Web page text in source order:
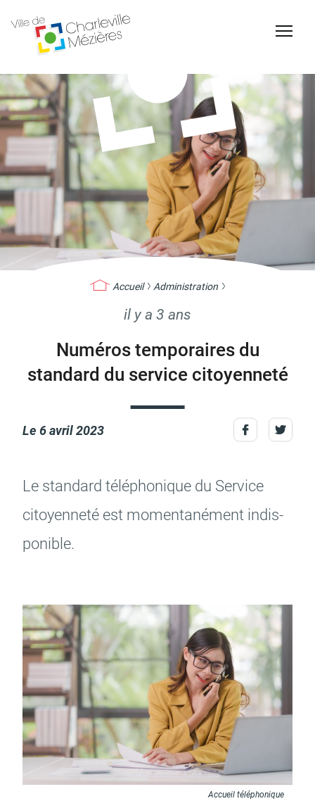
Billetterie Théâtre Espace Famille
Carte d'identité /
Naissance et
reconnaissance d'un
Actes d'état civil Citoyenneté
Budget participatif
Archives municipales en
lignes
ACCEO - Accessibilité
Accueil Administration
il y a 3 ans
Numéros temporaires du
standard du service citoyenneté
Le 6 avril 2023
Le stan­dard télé­pho­nique du Service
citoyen­neté est momen­ta­né­ment indis­
po­nible.
Accueil téléphonique